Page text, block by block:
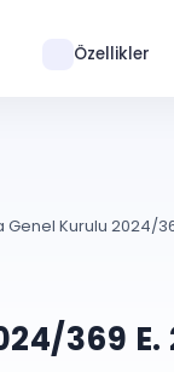
Özellikler
Genel Kurulu 2024/
369